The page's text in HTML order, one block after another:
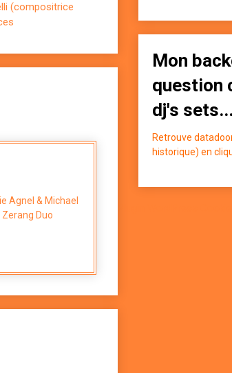
(compositrice
Agnel & Michael
Zerang Duo
Mon
question
dj's sets...
Retrouve
historique) en